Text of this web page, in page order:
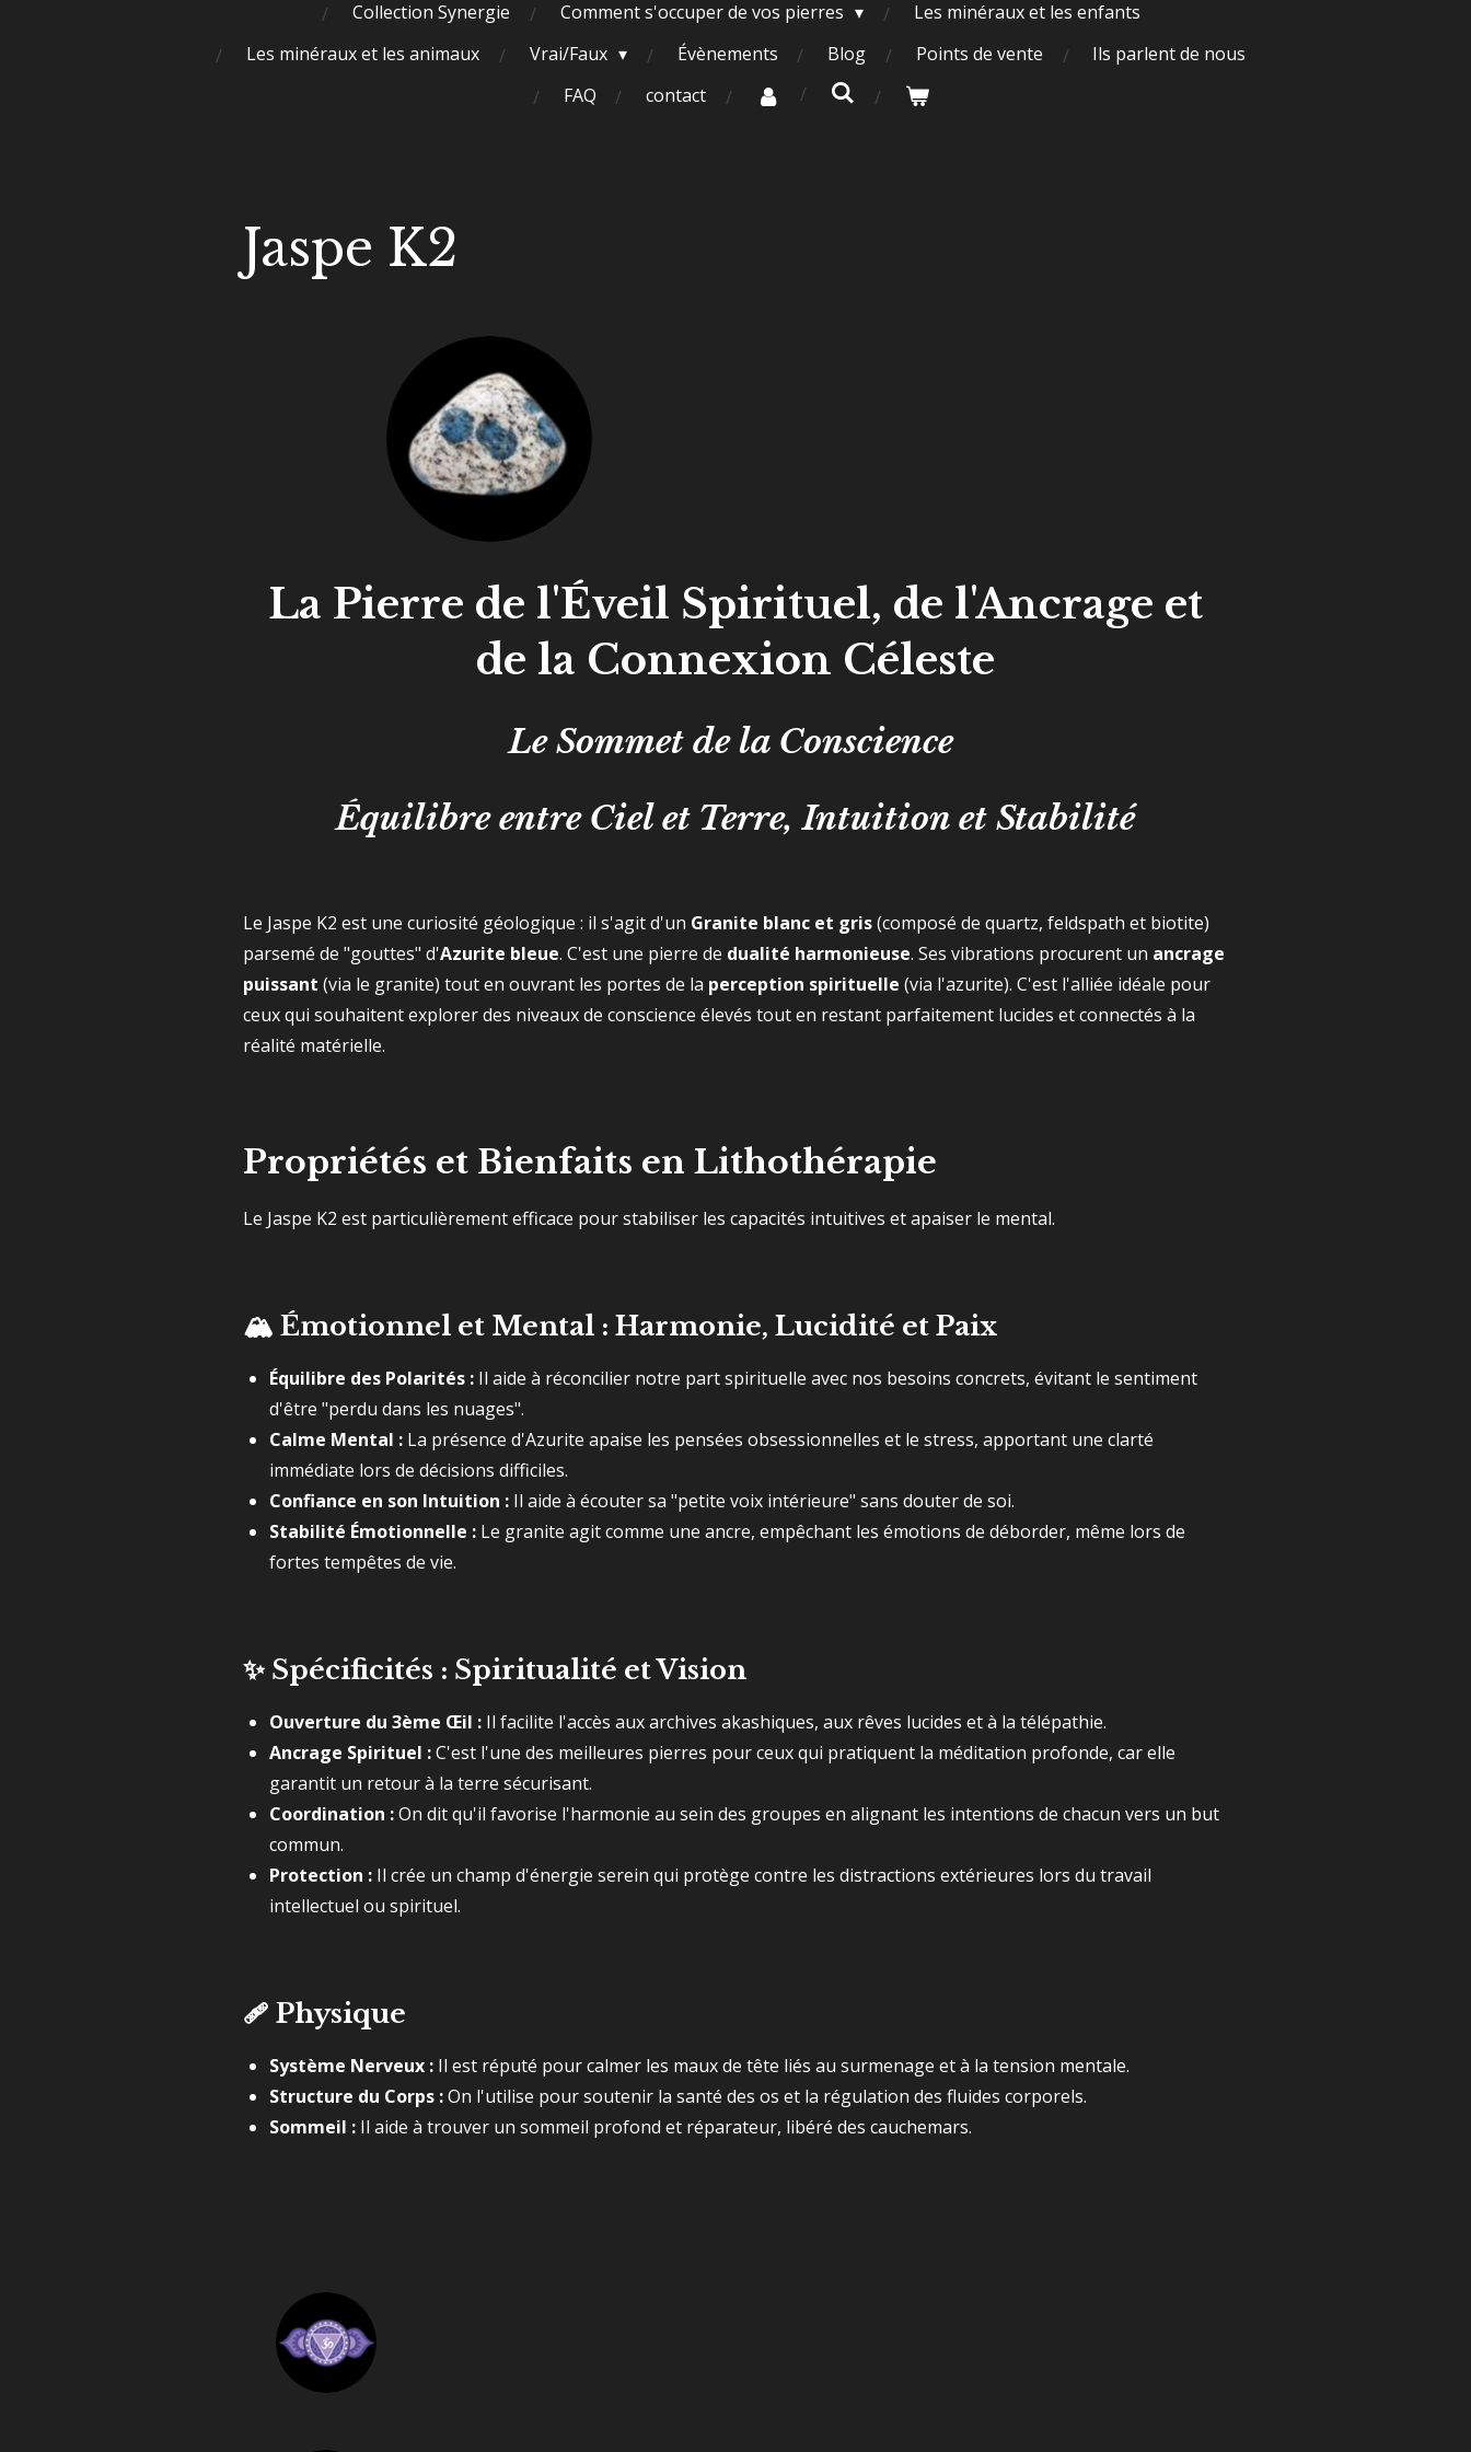
Collection Synergie
Comment s'occuper de vos pierres
Les minéraux et les enfants
Les minéraux et les animaux
Vrai/Faux Évènements Blog Points de vente
Ils parlent de nous
FAQ
contact
Jaspe K2
La Pierre de l'Éveil Spirituel, de l'Ancrage et
de la Connexion Céleste
Le Sommet de la Conscience
Équilibre entre Ciel et Terre, Intuition et Stabilité
Le Jaspe K2 est une curiosité géologique : il s'agit d'un Granite blanc et gris(composé de quartz, feldspath et biotite)
parsemé de "gouttes" d'Azurite bleue. C'est une pierre de dualité harmonieuse. Ses vibrations procurent un ancrage
puissant (via le granite) tout en ouvrant les portes de la perception spirituelle (via l'azurite). C'est l'alliée idéale pour
ceux qui souhaitent explorer des niveaux de conscience élevés tout en restant parfaitement lucides et connectés à la
réalité matérielle.
Propriétés et Bienfaits en Lithothérapie
Le Jaspe K2 est particulièrement efficace pour stabiliser les capacités intuitives et apaiser le mental.
🏔️ Émotionnel et Mental : Harmonie, Lucidité et Paix
Équilibre des Polarités : Il aide à réconcilier notre part spirituelle avec nos besoins concrets, évitant le sentiment
d'être "perdu dans les nuages".
Calme Mental : La présence d'Azurite apaise les pensées obsessionnelles et le stress, apportant une clarté
immédiate lors de décisions difficiles.
Confiance en son Intuition : Il aide à écouter sa "petite voix intérieure" sans douter de soi.
Stabilité Émotionnelle : Le granite agit comme une ancre, empêchant les émotions de déborder, même lors de
fortes tempêtes de vie.
✨ Spécificités : Spiritualité et Vision
Ouverture du 3ème Œil : Il facilite l'accès aux archives akashiques, aux rêves lucides et à la télépathie.
Ancrage Spirituel :C'est l'une des meilleures pierres pour ceux qui pratiquent la méditation profonde, car elle
garantit un retour à la terre sécurisant.
Coordination :On dit qu'il favorise l'harmonie au sein des groupes en alignant les intentions de chacun vers un but
commun.
Protection : Il crée un champ d'énergie serein qui protège contre les distractions extérieures lors du travail
intellectuel ou spirituel.
🩹 Physique
Système Nerveux : Il est réputé pour calmer les maux de tête liés au surmenage et à la tension mentale.
Structure du Corps :On l'utilise pour soutenir la santé des os et la régulation des fluides corporels.
Sommeil : Il aide à trouver un sommeil profond et réparateur, libéré des cauchemars.